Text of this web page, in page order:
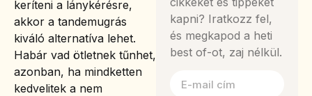
keríteni a lánykérésre,
akkor a tandemugrás
kiváló alternatíva lehet.
Habár vad ötletnek tűnhet,
azonban, ha mindketten
kedvelitek a nem
kapni? Iratkozz fel,
és megkapod a heti
best of-ot, zaj nélkül.